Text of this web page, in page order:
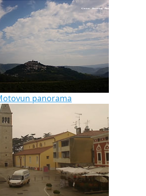
panorama